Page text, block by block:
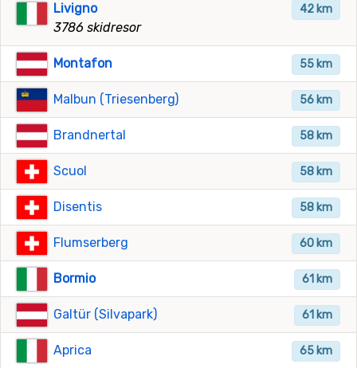
42 km
Livigno
3786 skidresor
55 km
Montafon
56 km
Malbun (Triesenberg)
58 km
Brandnertal
58 km
Scuol
58 km
Disentis
60 km
Flumserberg
61 km
Bormio
61 km
Galtür (Silvapark)
65 km
Aprica